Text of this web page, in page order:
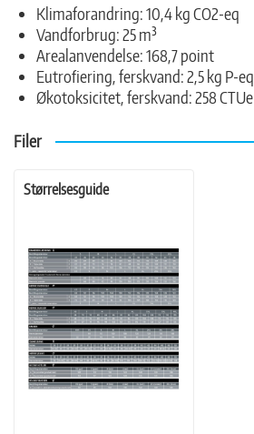
Klimaforandring: 10,4 kg CO2-eq
Vandforbrug: 25 m³
Arealanvendelse: 168,7 point
Eutrofiering, ferskvand: 2,5 kg P-eq
Økotoksicitet, ferskvand: 258 CTUe
Filer
Størrelsesguide